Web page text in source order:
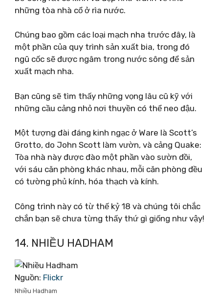
những tòa nhà cổ ở rìa nước.
Chúng bao gồm các loại mạch nha trước đây, là
một phần của quy trình sản xuất bia, trong đó
ngũ cốc sẽ được ngâm trong nước sông để sản
xuất mạch nha.
Bạn cũng sẽ tìm thấy những vọng lâu cũ kỹ với
những cầu cảng nhỏ nơi thuyền có thể neo đậu.
Một tượng đài đáng kinh ngạc ở Ware là Scott’s
Grotto, do John Scott làm vườn, và cảng Quake:
Tòa nhà này được đào một phần vào sườn đồi,
với sáu căn phòng khác nhau, mỗi căn phòng đều
có tường phủ kính, hóa thạch và kính.
Công trình này có từ thế kỷ 18 và chúng tôi chắc
chắn bạn sẽ chưa từng thấy thứ gì giống như vậy!
14. NHIỀU HADHAM
Nguồn: Flickr
Nhiều Hadham